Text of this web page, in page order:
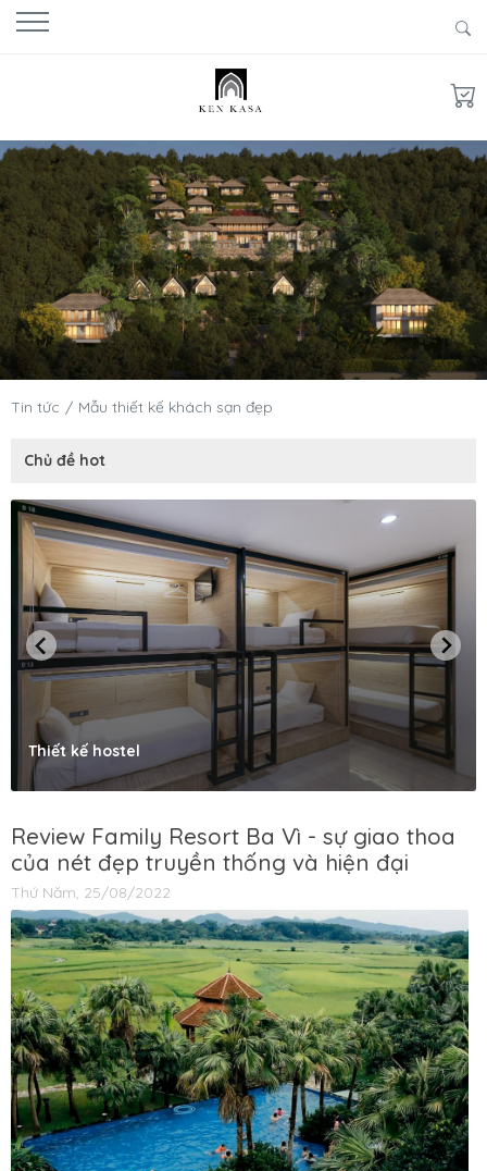
Tin tức Mẫu thiết kế khách sạn đẹp
Chủ đề hot
Thiết kế hostel
Review Family Resort Ba Vì - sự giao thoa
của nét đẹp truyền thống và hiện đại
Thứ Năm, 25/08/2022